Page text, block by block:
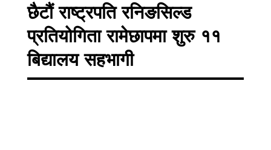
छैटौं राष्ट्रपति रनिङसिल्ड
प्रतियोगिता रामेछापमा शुरु ११
बिद्यालय सहभागी